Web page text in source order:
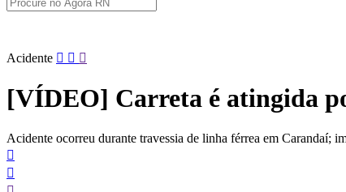
Pular
conteúdo
Acidente
[VÍDEO] Carreta é atingida
Acidente ocorreu durante travessia de linha férrea em Carandaí;